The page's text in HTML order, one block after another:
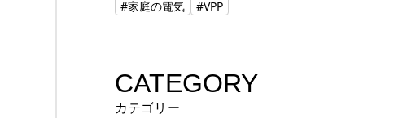
#家庭の電気
#VPP
CATEGORY
カテゴリー